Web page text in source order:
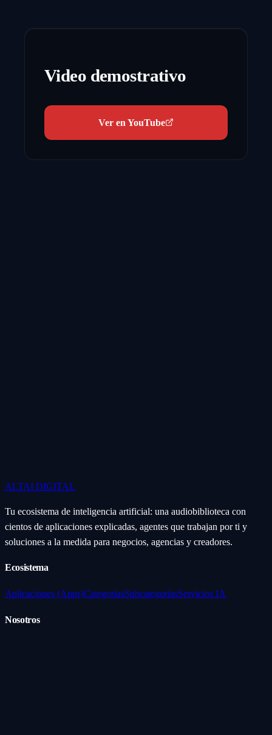
Video demostrativo
Ver en YouTube
ALTAI DIGITAL
Tu ecosistema de inteligencia artificial: una audiobiblioteca con
cientos de aplicaciones explicadas, agentes que trabajan por ti y
soluciones a la medida para negocios, agencias y creadores.
Ecosistema
Aplicaciones (Apps)CategoríasSubcategoríasServicios IA
Nosotros